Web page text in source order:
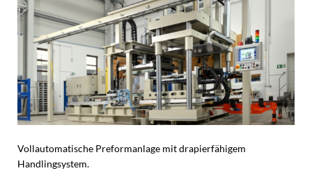
Vollautomatische Preformanlage mit drapierfähigem
Handlingsystem.